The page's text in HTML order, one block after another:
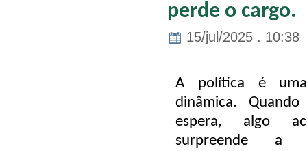
perde o cargo.
15/jul/2025 . 10:38
A política é uma
dinâmica.
espera, algo
surpreende a